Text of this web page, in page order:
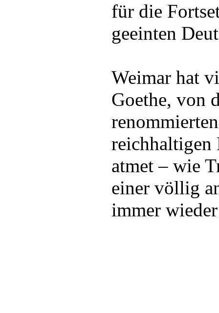
für die
geeinten
Weimar hat
Goethe, von
reichhaltigen
atmet – wie
einer völlig
immer